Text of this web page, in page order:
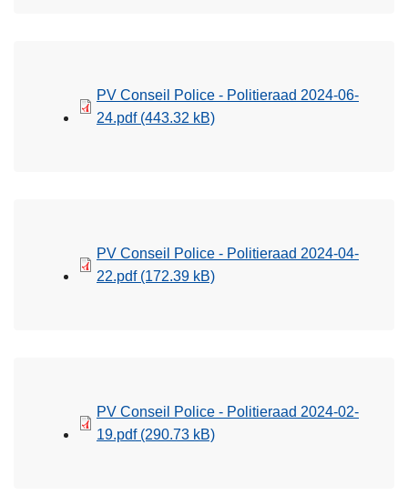
PV Conseil Police - Politieraad 2024-06-
24.pdf (443.32 kB)
PV Conseil Police - Politieraad 2024-04-
22.pdf (172.39 kB)
PV Conseil Police - Politieraad 2024-02-
19.pdf (290.73 kB)